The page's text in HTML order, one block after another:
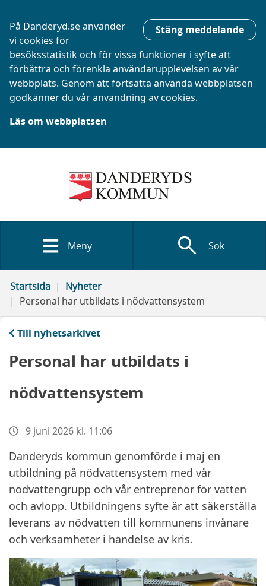
Stäng meddelande
På Danderyd.se använder
vi cookies för
besöksstatistik och för vissa funktioner i syfte att
förbättra och förenkla användarupplevelsen av vår
webbplats. Genom att fortsätta använda webbplatsen
godkänner du vår användning av cookies.
Läs om webbplatsen
Meny search Sök
Startsida
Nyheter
Personal har utbildats i nödvattensystem
Till nyhetsarkivet
Personal har utbildats i
nödvattensystem
9 juni 2026 kl. 11:06
Danderyds kommun genomförde i maj en
utbildning på nödvattensystem med vår
nödvattengrupp och vår entreprenör för vatten
och avlopp. Utbildningens syfte är att säkerställa
leverans av nödvatten till kommunens invånare
och verksamheter i händelse av kris.